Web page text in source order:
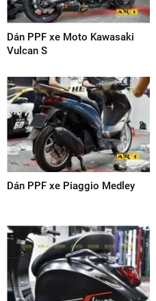
Dán PPF xe Moto Kawasaki
Vulcan S
Dán PPF xe Piaggio Medley